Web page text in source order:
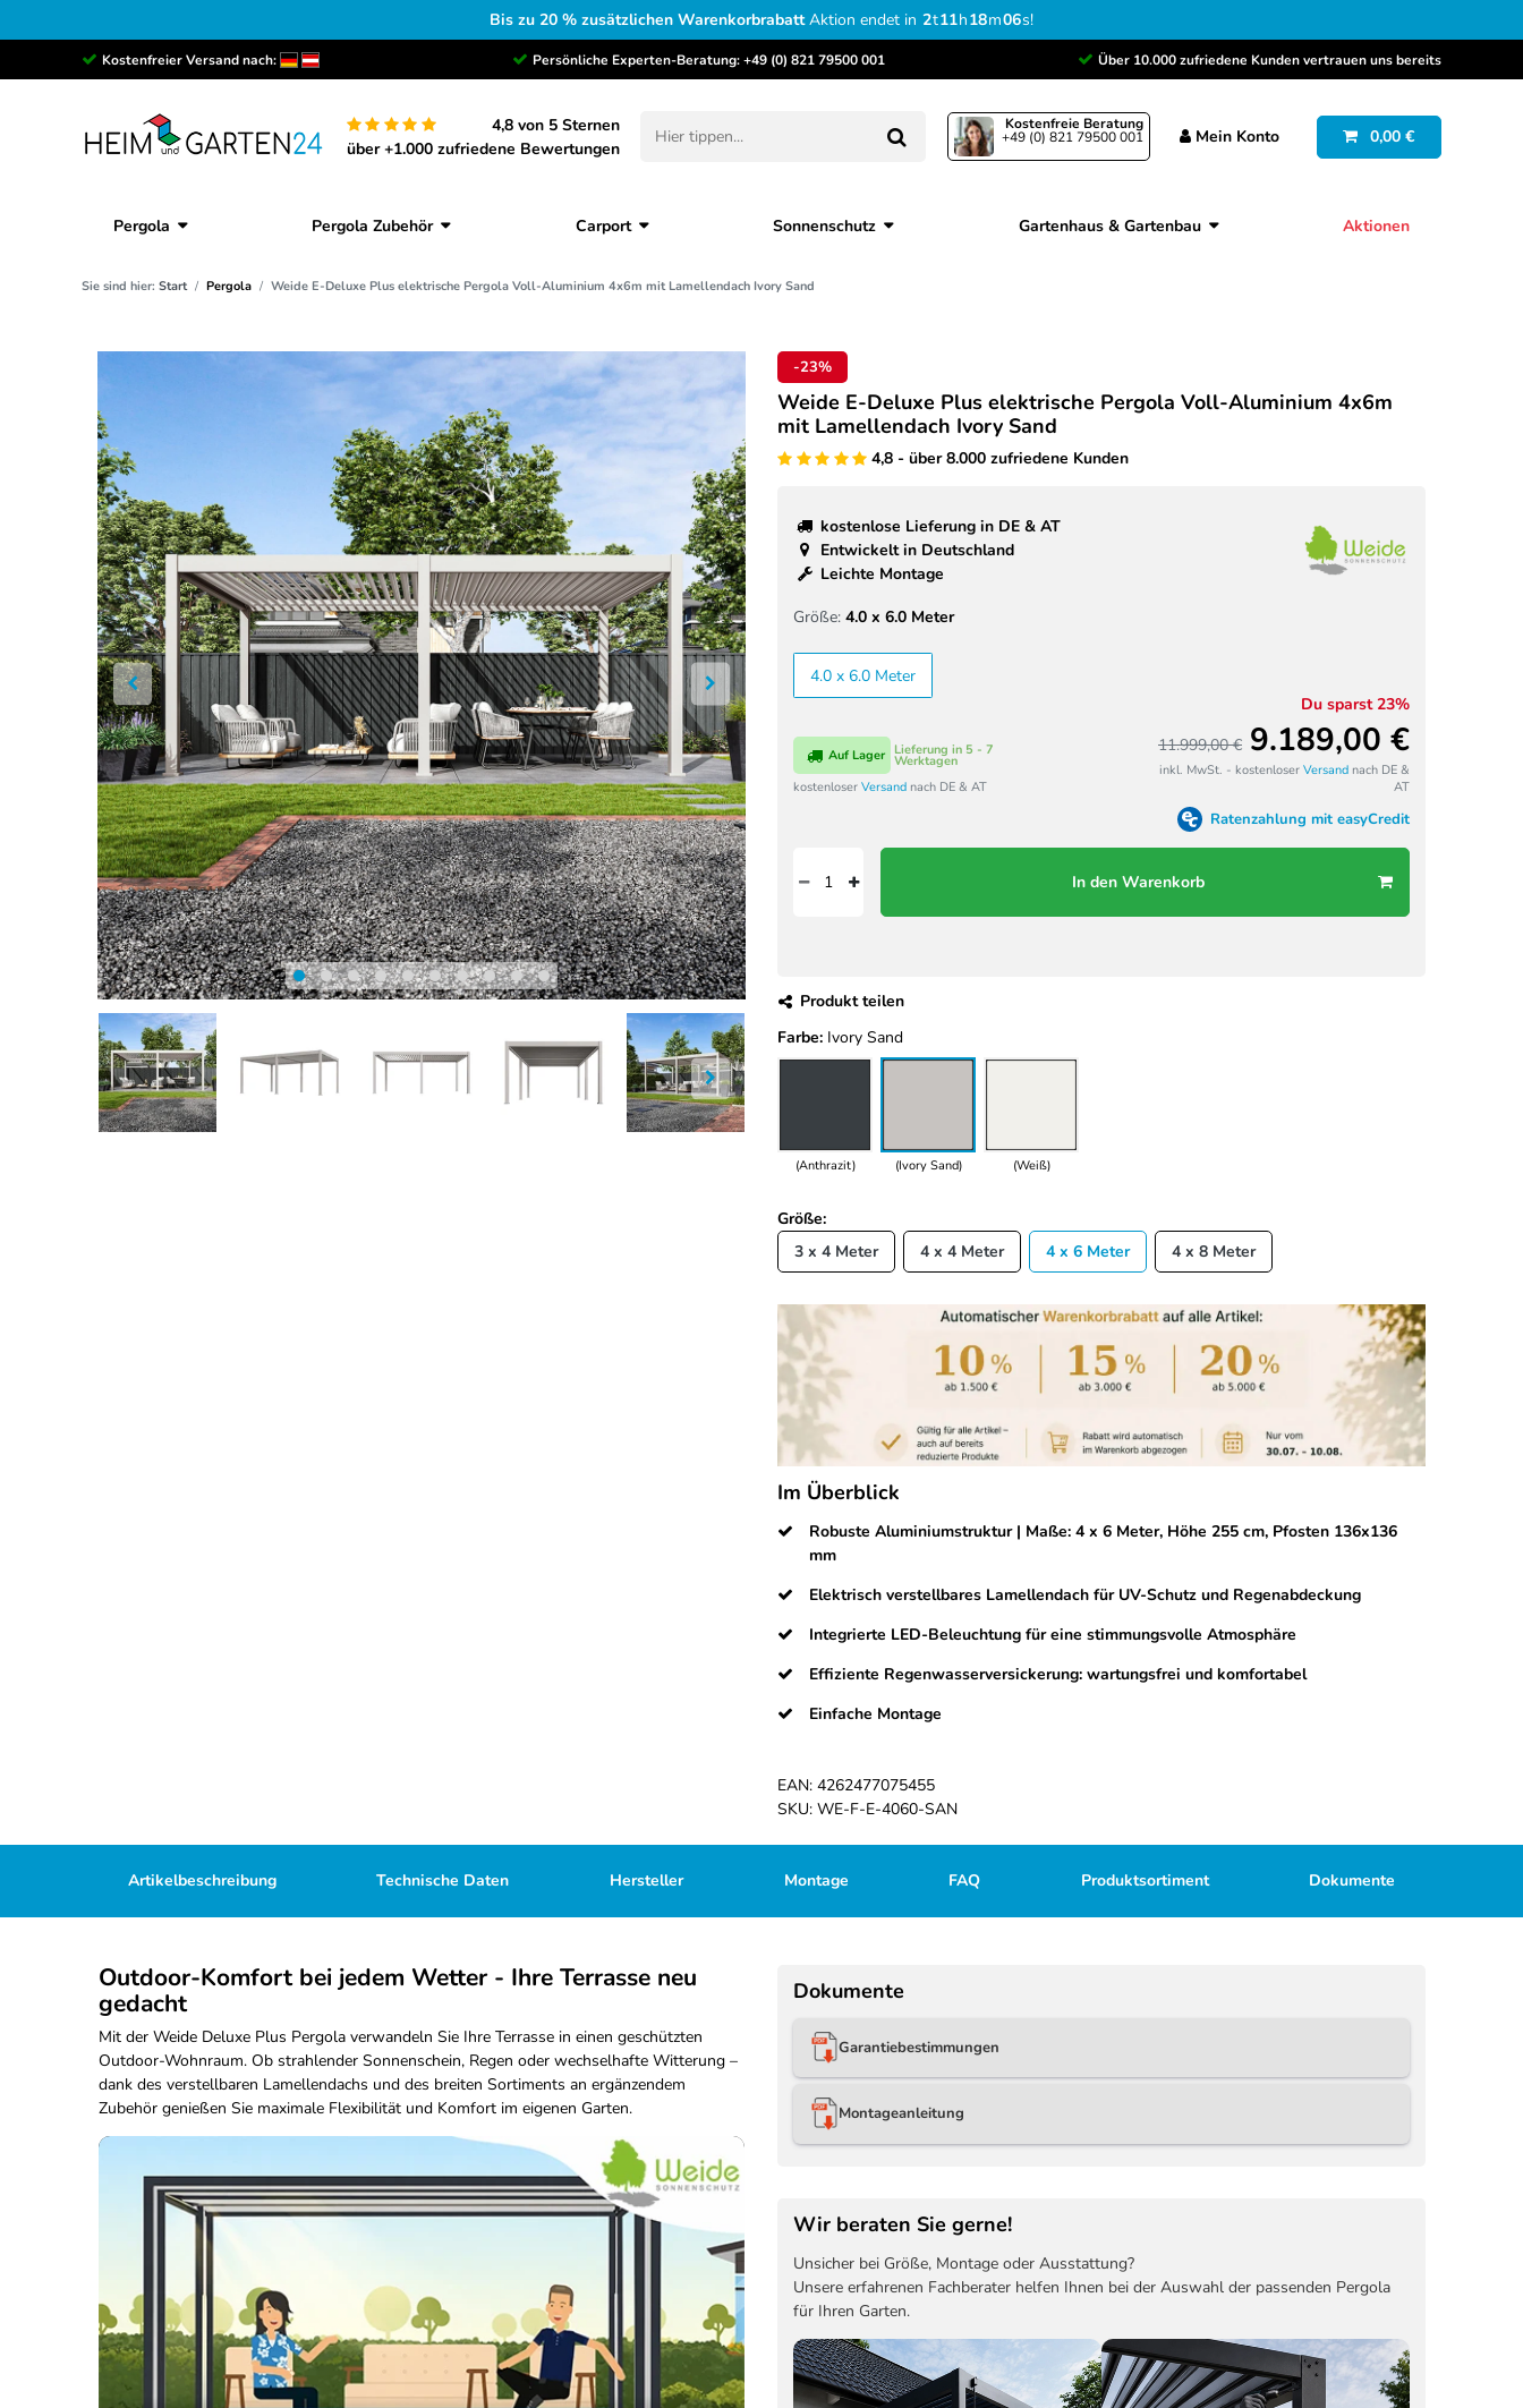
Bis zu 20 % zusätzlichen WarenkorbrabattAktion endet in 2t11h18m05s!
Kostenfreier Versand nach: Persönliche Experten-Beratung:+49 (0) 821 79500 001 Über 10.000 zufriedene Kunden vertrauen uns bereits
4,8 von 5 Sternen
über +1.000 zufriedene Bewertungen
Kostenfreie Beratung
+49 (0) 821 79500 001 Mein Konto 0,00 €
Pergola Pergola Zubehör Carport Sonnenschutz Gartenhaus & Gartenbau Aktionen
Sie sind hier: Start Pergola Weide E-Deluxe Plus elektrische Pergola Voll-Aluminium 4x6m mit Lamellendach Ivory Sand
-23%
Weide E-Deluxe Plus elektrische Pergola Voll-Aluminium 4x6m
mit Lamellendach Ivory Sand
4,8 - über 8.000 zufriedene Kunden
kostenlose Lieferung in DE & AT
Entwickelt in Deutschland
Leichte Montage
Größe: 4.0 x 6.0 Meter
4.0 x 6.0 Meter
Lieferung in 5 - 7
Werktagen
Auf Lager
kostenloser Versand nach DE & AT
Du sparst 23%
11.999,00 € 9.189,00 €
inkl. MwSt. - kostenloser Versand nach DE &
AT
Ratenzahlung mit easyCredit
In den Warenkorb
Produkt teilen
Farbe: Ivory Sand
(Anthrazit) (Ivory Sand) (Weiß)
Größe:
3 x 4 Meter
4 x 4 Meter 4 x 6 Meter 4 x 8 Meter
Im Überblick
Robuste Aluminiumstruktur | Maße: 4 x 6 Meter, Höhe 255 cm, Pfosten 136x136
mm
Elektrisch verstellbares Lamellendach für UV-Schutz und Regenabdeckung
Integrierte LED-Beleuchtung für eine stimmungsvolle Atmosphäre
Effiziente Regenwasserversickerung: wartungsfrei und komfortabel
Einfache Montage
EAN: 4262477075455
SKU: WE-F-E-4060-SAN
Artikelbeschreibung Technische Daten Hersteller Montage FAQ Produktsortiment Dokumente
Outdoor-Komfort bei jedem Wetter - Ihre Terrasse neu
gedacht
Mit der Weide Deluxe Plus Pergola verwandeln Sie Ihre Terrasse in einen geschützten
Outdoor-Wohnraum. Ob strahlender Sonnenschein, Regen oder wechselhafte Witterung –
dank des verstellbaren Lamellendachs und des breiten Sortiments an ergänzendem
Zubehör genießen Sie maximale Flexibilität und Komfort im eigenen Garten.
Dokumente
Garantiebestimmungen
Montageanleitung
Wir beraten Sie gerne!
Unsicher bei Größe, Montage oder Ausstattung?
Unsere erfahrenen Fachberater helfen Ihnen bei der Auswahl der passenden Pergola
für Ihren Garten.